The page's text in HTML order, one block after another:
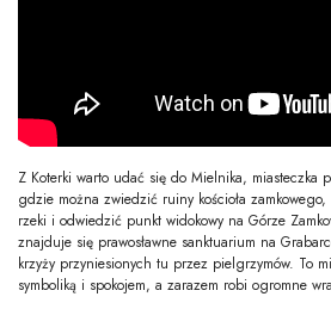
Z Koterki warto udać się do Mielnika, miasteczka
gdzie można zwiedzić ruiny kościoła
rzeki i odwiedzić punkt widokowy na Górze
znajduje się prawosławne sanktuarium na
krzyży przyniesionych tu przez pielgrzymów. To
symboliką i spokojem, a zarazem robi ogromne